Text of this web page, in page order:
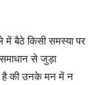
बैठे किसी समस्या पर
से जुड़ा
है की उनके मन में न